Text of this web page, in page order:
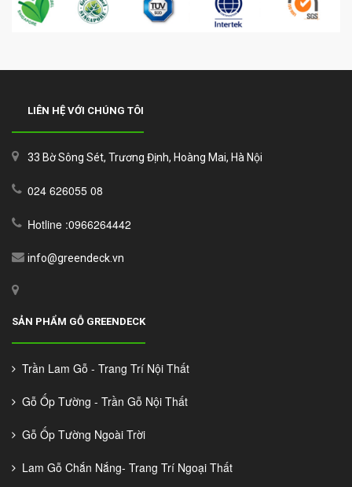
LIÊN HỆ VỚI CHÚNG TÔI
33 Bờ Sông Sét, Trương Định, Hoàng Mai, Hà Nội
024 626055 08
Hotline :0966264442
info@greendeck.vn
SẢN PHẨM GỖ GREENDECK
Trần Lam Gỗ - Trang Trí Nội Thất
Gỗ Ốp Tường - Trần Gỗ Nội Thất
Gỗ Ốp Tường Ngoài Trời
Lam Gỗ Chắn Nắng- Trang Trí Ngoại Thất